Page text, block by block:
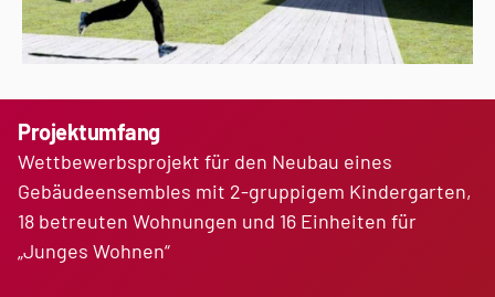
Projektumfang
Wettbewerbsprojekt für den Neubau eines
Gebäudeensembles mit 2-gruppigem Kindergarten,
18 betreuten Wohnungen und 16 Einheiten für
„Junges Wohnen“